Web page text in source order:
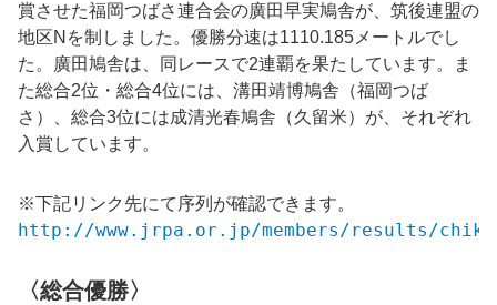
賞させた福岡つばさ連合会の廣田早実鳩舎が、筑後連盟の
地区Nを制しました。優勝分速は1110.185メートルでし
た。廣田鳩舎は、同レースで2連覇を果たしています。ま
た総合2位・総合4位には、溝田靖博鳩舎（福岡つば
さ）、総合3位には成清光春鳩舎（久留米）が、それぞれ
入賞しています。
※下記リンク先にて序列が確認できます。
http://www.jrpa.or.jp/members/results/
〈総合優勝〉